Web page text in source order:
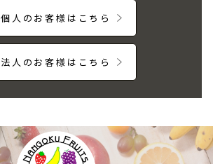
個人のお客様はこちら
法人のお客様はこちら